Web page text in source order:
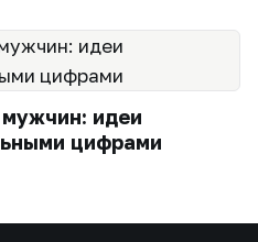
идеи
цифрами